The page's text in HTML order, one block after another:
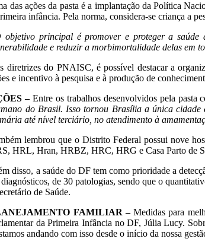
das ações da pasta é a implantação da Política
infância. Pela norma, considera-se criança a
objetivo principal é promover e proteger a
e reduzir a morbimortalidade delas em
diretrizes do PNAISC, é possível destacar a
e incentivo à pesquisa e à produção de
–Entre os trabalhos desenvolvidos pela pasta
do Brasil. Isso tornou Brasília a única cidade
até nível terciário, no atendimento à
lembrou que o Distrito Federal possui nove
HRL, Hran, HRBZ, HRC, HRG e Casa Parto de
disso, a saúde do DF tem como prioridade a
de 30 patologias, sendo que o
de Saúde.
FAMILIAR –Medidas para
da Primeira Infância no DF, Júlia Lucy.
andando com isso desde o início da nossa